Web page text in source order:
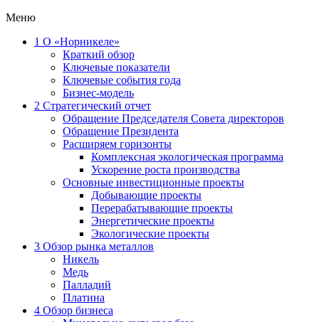
Меню
1 О «Норникеле»
Краткий обзор
Ключевые показатели
Ключевые события года
Бизнес-модель
2 Стратегический отчет
Обращение Председателя Совета директоров
Обращение Президента
Расширяем горизонты
Комплексная экологическая программа
Ускорение роста производства
Основные инвестиционные проекты
Добывающие проекты
Перерабатывающие проекты
Энергетические проекты
Экологические проекты
3 Обзор рынка металлов
Никель
Медь
Палладий
Платина
4 Обзор бизнеса